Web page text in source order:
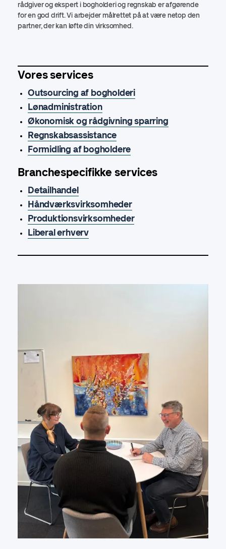
rådgiver og ekspert i bogholderi og regnskab er afgørende
for en god drift. Vi arbejder målrettet på at være netop den
partner, der kan løfte din virksomhed.
Vores services
Outsourcing af bogholderi
Lønadministration
Økonomisk og rådgivning sparring
Regnskabsassistance
Formidling af bogholdere
Branchespecifikke services
Detailhandel
Håndværksvirksomheder
Produktionsvirksomheder
Liberal erhverv